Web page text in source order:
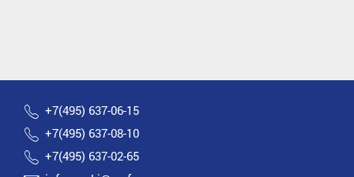
+7(495) 637-06-15
+7(495) 637-08-10
+7(495) 637-02-65